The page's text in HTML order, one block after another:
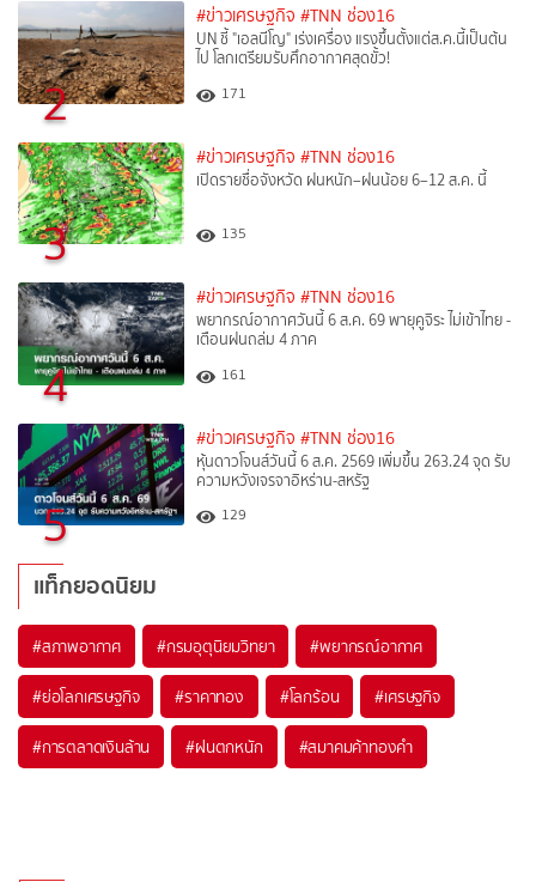
2
#ข่าวเศรษฐกิจ #TNN ช่อง16
UN ชี้ "เอลนีโญ" เร่งเครื่อง แรงขึ้นตั้งแต่ส.ค.นี้เป็นต้น
ไป โลกเตรียมรับศึกอากาศสุดขั้ว!
171
3
#ข่าวเศรษฐกิจ #TNN ช่อง16
เปิดรายชื่อจังหวัด ฝนหนัก–ฝนน้อย 6–12 ส.ค. นี้
135
4
#ข่าวเศรษฐกิจ #TNN ช่อง16
พยากรณ์อากาศวันนี้ 6 ส.ค. 69 พายุคูจิระ ไม่เข้าไทย -
เตือนฝนถล่ม 4 ภาค
161
5
#ข่าวเศรษฐกิจ #TNN ช่อง16
หุ้นดาวโจนส์วันนี้ 6 ส.ค. 2569 เพิ่มขึ้น 263.24 จุด รับ
ความหวังเจรจาอิหร่าน-สหรัฐ
129
แท็กยอดนิยม
#สภาพอากาศ #กรมอุตุนิยมวิทยา #พยากรณ์อากาศ
#ย่อโลกเศรษฐกิจ #ราคาทอง #โลกร้อน #เศรษฐกิจ
#การตลาดเงินล้าน #ฝนตกหนัก #สมาคมค้าทองคำ